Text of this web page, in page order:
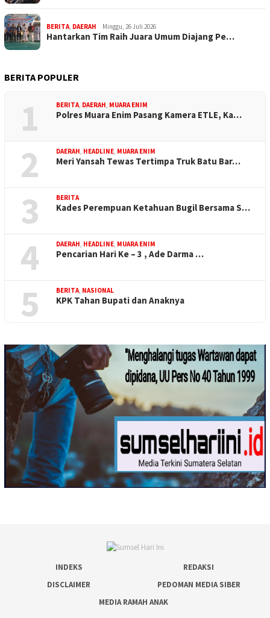
BERITA, DAERAH Minggu, 26 Juli 2026
Hantarkan Tim Raih Juara Umum Diajang Pe…
BERITA POPULER
1 BERITA, DAERAH, MUARA ENIM
Polres Muara Enim Pasang Kamera ETLE, Ka…
2 DAERAH, HEADLINE, MUARA ENIM
Meri Yansah Tewas Tertimpa Truk Batu Bar…
3 BERITA
Kades Perempuan Ketahuan Bugil Bersama S…
4 DAERAH, HEADLINE, MUARA ENIM
Pencarian Hari Ke – 3 , Ade Darma …
5 BERITA, NASIONAL
KPK Tahan Bupati dan Anaknya
INDEKS
REDAKSI
DISCLAIMER
PEDOMAN MEDIA SIBER
MEDIA RAMAH ANAK